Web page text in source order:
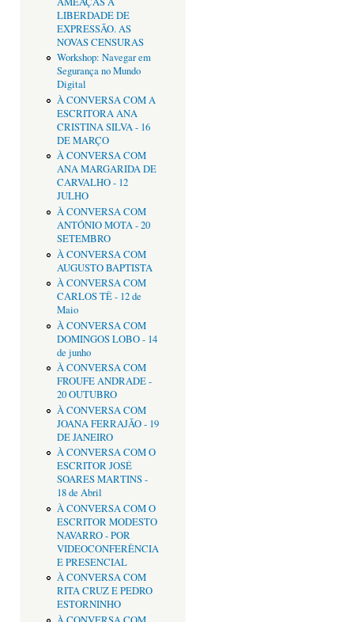
LIBERDADE DE
EXPRESSÃO. AS
NOVAS CENSURAS
Workshop: Navegar em
Segurança no Mundo
Digital
À CONVERSA COM A
ESCRITORA ANA
CRISTINA SILVA - 16
DE MARÇO
À CONVERSA COM
ANA MARGARIDA DE
CARVALHO - 12
JULHO
À CONVERSA COM
ANTÓNIO MOTA - 20
SETEMBRO
À CONVERSA COM
AUGUSTO BAPTISTA
À CONVERSA COM
CARLOS TÊ - 12 de
Maio
À CONVERSA COM
DOMINGOS LOBO - 14
de junho
À CONVERSA COM
FROUFE ANDRADE -
20 OUTUBRO
À CONVERSA COM
JOANA FERRAJÃO - 19
DE JANEIRO
À CONVERSA COM O
ESCRITOR JOSÉ
SOARES MARTINS -
18 de Abril
À CONVERSA COM O
ESCRITOR MODESTO
NAVARRO - POR
VIDEOCONFERÊNCIA
E PRESENCIAL
À CONVERSA COM
RITA CRUZ E PEDRO
ESTORNINHO